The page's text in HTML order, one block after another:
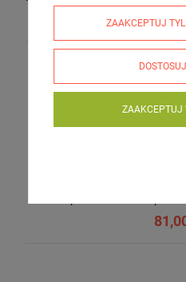
ZAAKCEPTUJ
ZAAKCEPTUJ